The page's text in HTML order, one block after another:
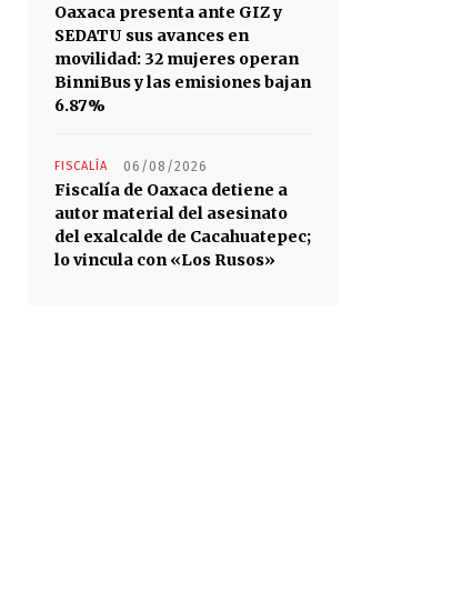
Oaxaca presenta ante GIZ y
SEDATU sus avances en
movilidad: 32 mujeres operan
BinniBus y las emisiones bajan
6.87%
FISCALÍA 06/08/2026
Fiscalía de Oaxaca detiene a
autor material del asesinato
del exalcalde de Cacahuatepec;
lo vincula con «Los Rusos»